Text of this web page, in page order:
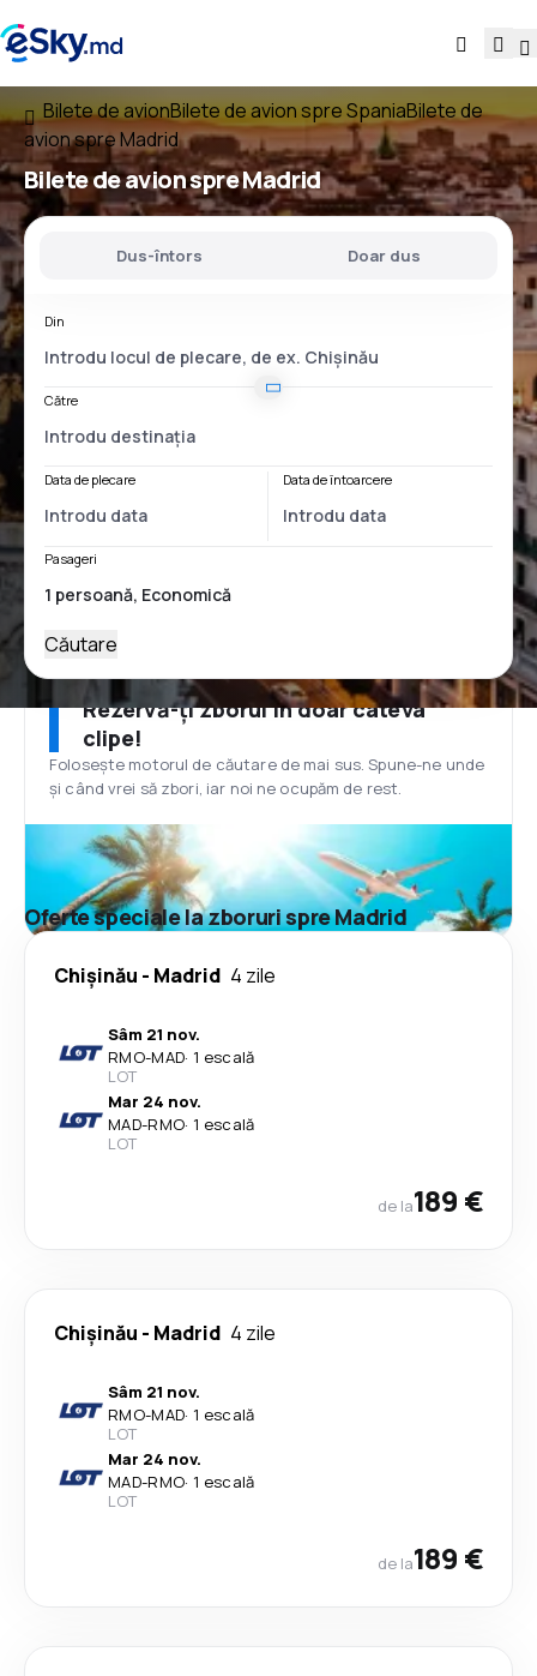
Bilete de avionBilete de avion spre SpaniaBilete de
avion spre Madrid
Bilete de avion spre Madrid
Dus-întors Doar dus
Din
Către
Data de plecare Data de întoarcere
Pasageri
Căutare
Rezervă-ți zborul în doar câteva
clipe!
Folosește motorul de căutare de mai sus. Spune-ne unde
și când vrei să zbori, iar noi ne ocupăm de rest.
Oferte speciale la zboruri spre Madrid
Chişinău - Madrid 4 zile
Sâm 21 nov.
RMO-MAD· 1 escală
LOT
Mar 24 nov.
MAD-RMO· 1 escală
LOT
de la189 €
Chişinău - Madrid 4 zile
Sâm 21 nov.
RMO-MAD· 1 escală
LOT
Mar 24 nov.
MAD-RMO· 1 escală
LOT
de la189 €